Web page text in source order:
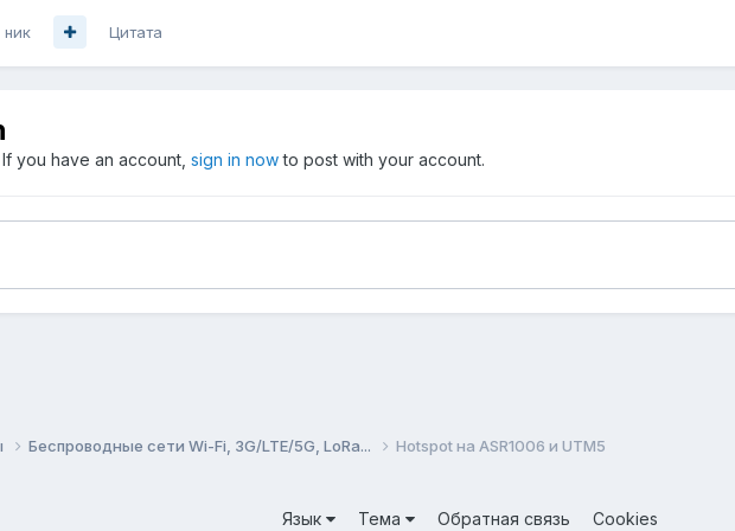
ник Цитата
you have an account, sign in nowto post with your account.
Беспроводные сети Wi-Fi, 3G/LTE/5G, LoRa... Hotspot на ASR1006 и UTM5
Язык Тема Обратная связь Cookies